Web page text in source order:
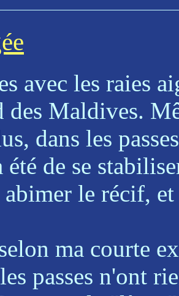
avec les raies
des Maldives.
dans les
été de se
abimer le récif,
ma courte
passes n'ont